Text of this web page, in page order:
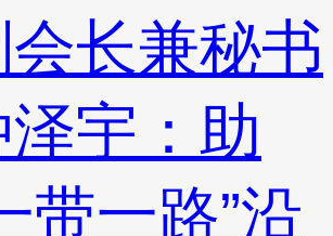
长兼秘书
宇：助
带一路”沿